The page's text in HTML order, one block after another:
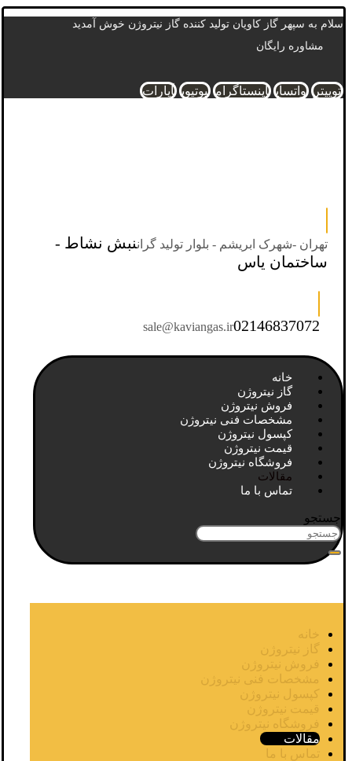
سلام به سپهر گاز کاویان تولید کننده گاز نیتروژن خوش آمدید
مشاوره رایگان
توییتر واتساپ اینستاگرام یوتیوب آپارات
تهران -شهرک ابریشم - بلوار تولید گراننبش نشاط -
ساختمان یاس
sale@kaviangas.ir02146837072
خانه
گاز نیتروژن
فروش نیتروژن
مشخصات فنی نیتروژن
کپسول نیتروژن
قیمت نیتروژن
فروشگاه نیتروژن
مقالات
تماس با ما
جستجو
خانه
گاز نیتروژن
فروش نیتروژن
مشخصات فنی نیتروژن
کپسول نیتروژن
قیمت نیتروژن
فروشگاه نیتروژن
مقالات
تماس با ما